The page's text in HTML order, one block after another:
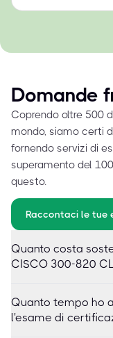
Domande
Coprendo oltre 500
mondo, siamo certi
fornendo servizi di
superamento del
questo.
Raccontaci le tue
Quanto costa
CISCO 300-820
Quanto tempo ho
l'esame di